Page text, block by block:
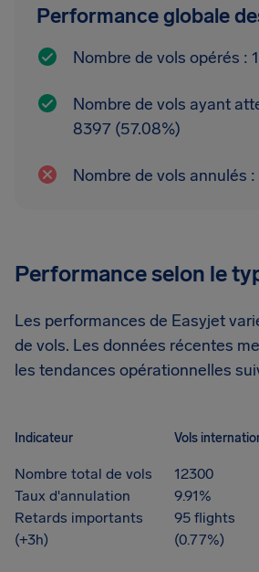
Performance globale
Nombre de vols opérés :
Nombre de vols ayant
8397 (57.08%)
Nombre de vols annulés :
Performance selon le
Les performances de Easyjet
de vols. Les données récentes
les tendances opérationnelles
Indicateur Vols
Nombre total de vols 12300
Taux d'annulation
9.91%
Retards importants
(+3h)
95 flights
(0.77%)